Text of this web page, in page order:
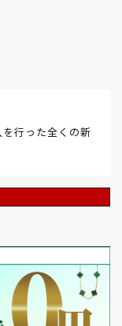
行った全くの新